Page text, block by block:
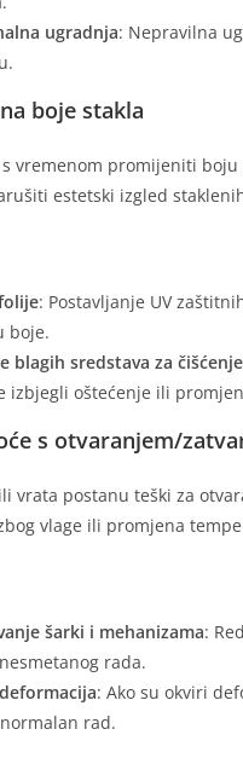
ugradnja: Nepravilna
boje stakla
s vremenom promijeniti
estetski izgled
: Postavljanje UV
boje.
blagih sredstava za čišćenje
izbjegli oštećenje ili
s otvaranjem/
vrata postanu teški za
vlage ili promjena
šarki i mehanizama:
rada.
: Ako su okviri
rad.